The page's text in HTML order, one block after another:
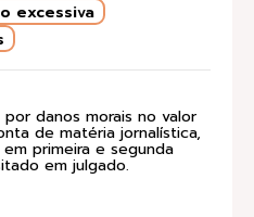
excessiva
danos morais no valor
de matéria jornalística,
primeira e segunda
em julgado.